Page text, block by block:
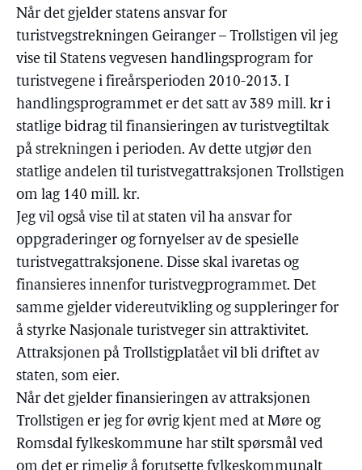
Når det gjelder statens ansvar for
turistvegstrekningen Geiranger – Trollstigen vil jeg
vise til Statens vegvesen handlingsprogram for
turistvegene i fireårsperioden 2010-2013. I
handlingsprogrammet er det satt av 389 mill. kr i
statlige bidrag til finansieringen av turistvegtiltak
på strekningen i perioden. Av dette utgjør den
statlige andelen til turistvegattraksjonen Trollstigen
om lag 140 mill. kr.
Jeg vil også vise til at staten vil ha ansvar for
oppgraderinger og fornyelser av de spesielle
turistvegattraksjonene. Disse skal ivaretas og
finansieres innenfor turistvegprogrammet. Det
samme gjelder videreutvikling og suppleringer for
å styrke Nasjonale turistveger sin attraktivitet.
Attraksjonen på Trollstigplatået vil bli driftet av
staten, som eier.
Når det gjelder finansieringen av attraksjonen
Trollstigen er jeg for øvrig kjent med at Møre og
Romsdal fylkeskommune har stilt spørsmål ved